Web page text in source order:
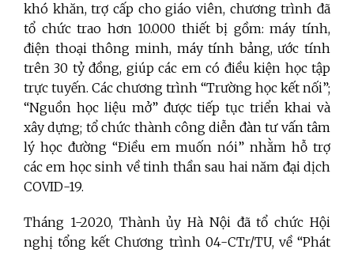
khó khăn, trợ cấp cho giáo viên, chương trình đã
tổ chức trao hơn 10.000 thiết bị gồm: máy tính,
điện thoại thông minh, máy tính bảng, ước tính
trên 30 tỷ đồng, giúp các em có điều kiện học tập
trực tuyến. Các chương trình “Trường học kết nối”;
“Nguồn học liệu mở” được tiếp tục triển khai và
xây dựng; tổ chức thành công diễn đàn tư vấn tâm
lý học đường “Điều em muốn nói” nhằm hỗ trợ
các em học sinh về tinh thần sau hai năm đại dịch
COVID-19.
Tháng 1-2020, Thành ủy Hà Nội đã tổ chức Hội
nghị tổng kết Chương trình 04-CTr/TU, về “Phát